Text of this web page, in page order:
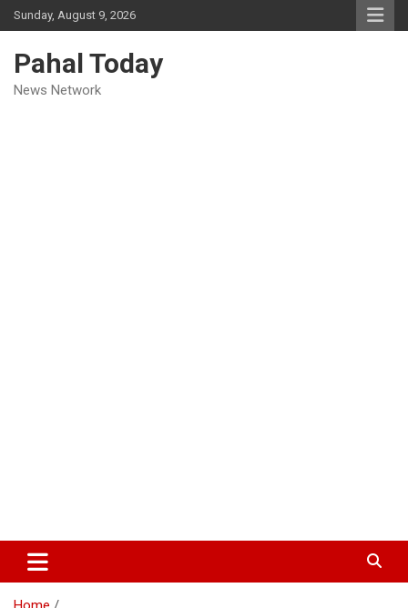
Skip
to
Sunday, August 9, 2026
Pahal Today
News Network